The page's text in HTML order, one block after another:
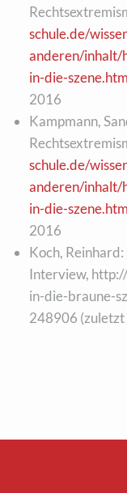
schule.de/
anderen/inhalt/
in-die-
2016
Kampmann,
schule.de/
anderen/inhalt/
in-die-
2016
Koch, Reinhard:
Interview,
in-die-braune-
248906